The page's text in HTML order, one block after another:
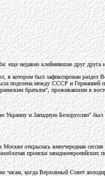
еще недавно клеймившие друг
в котором был зафиксирован
поделена между СССР и
братьям", проживавшим в
и Западную Белоруссию" был
Москве открылась внеочередная
происки
часам, когда Верховный Совет